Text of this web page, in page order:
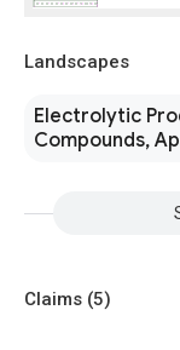
Landscapes
Electrolytic
Compounds,
Claims (5)